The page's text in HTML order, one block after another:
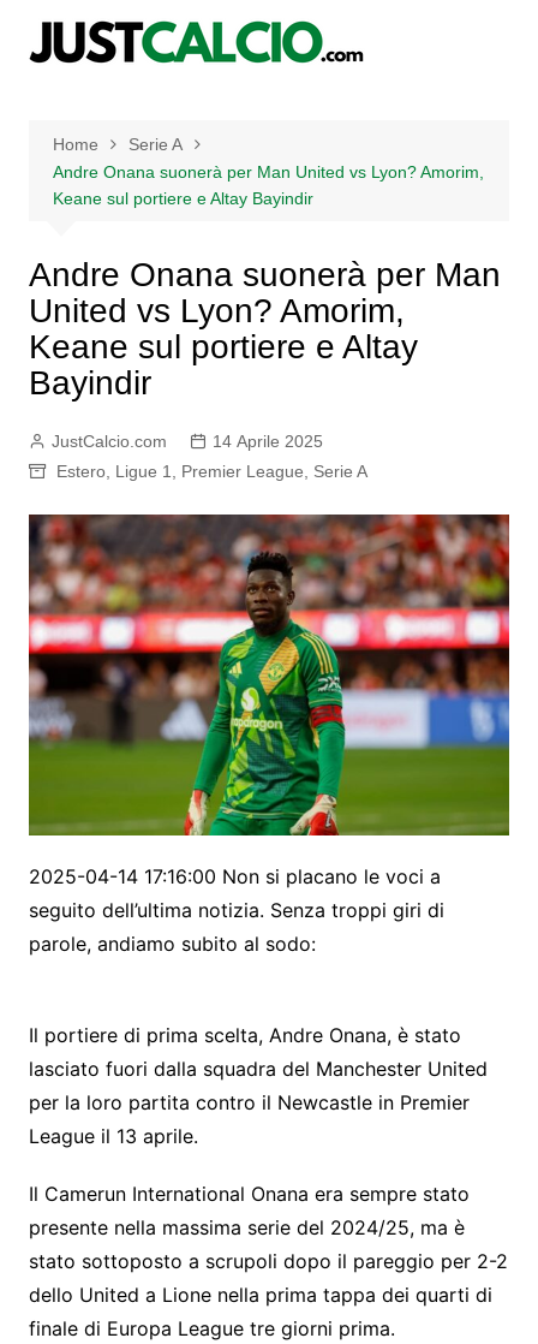
Home
Serie A
Andre Onana suonerà per Man United vs Lyon? Amorim,
Keane sul portiere e Altay Bayindir
Andre Onana suonerà per Man
United vs Lyon? Amorim,
Keane sul portiere e Altay
Bayindir
JustCalcio.com
14 Aprile 2025
Estero, Ligue 1 Premier League Serie A
2025-04-14 17:16:00 Non si placano le voci a
seguito dell’ultima notizia. Senza troppi giri di
parole, andiamo subito al sodo:
Il portiere di prima scelta, Andre Onana, è stato
lasciato fuori dalla squadra del Manchester United
per la loro partita contro il Newcastle in Premier
League il 13 aprile.
Il Camerun International Onana era sempre stato
presente nella massima serie del 2024/25, ma è
stato sottoposto a scrupoli dopo il pareggio per 2-2
dello United a Lione nella prima tappa dei quarti di
finale di Europa League tre giorni prima.